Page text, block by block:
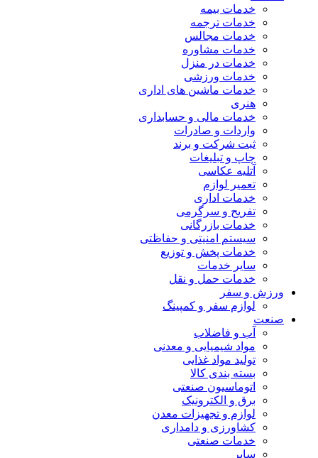
خدمات بیمه
خدمات ترجمه
خدمات مجالس
خدمات مشاوره
خدمات در منزل
خدمات ورزشی
خدمات ماشین های اداری
هنری
خدمات مالی و حسابداری
واردات و صادرات
ثبت شرکت و برند
چاپ و تبلیغات
آتلیه عکاسی
تعمیر لوازم
خدمات اداری
تفریح و سرگرمی
خدمات بازرگانی
سیستم امنیتی و حفاظتی
خدمات پخش و توزیع
سایر خدمات
خدمات حمل و نقل
ورزش و سفر
لوازم سفر و کمپینگ
صنعت
آب و فاضلاب
مواد شیمیایی و معدنی
تولید مواد غذایی
بسته بندی کالا
اتوماسیون صنعتی
برق و الکترونیک
لوازم و تجهیزات معدن
کشاورزی و دامداری
خدمات صنعتی
سایر